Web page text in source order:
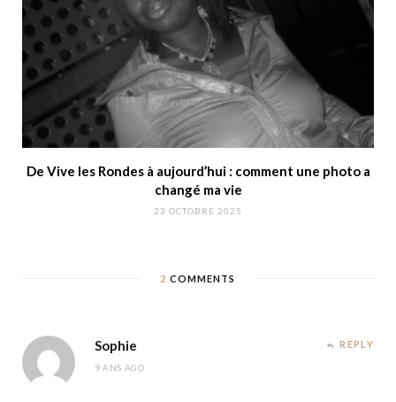
De Vive les Rondes à aujourd’hui : comment une photo a
changé ma vie
23 OCTOBRE 2025
2 COMMENTS
Sophie
9 ANS AGO
REPLY